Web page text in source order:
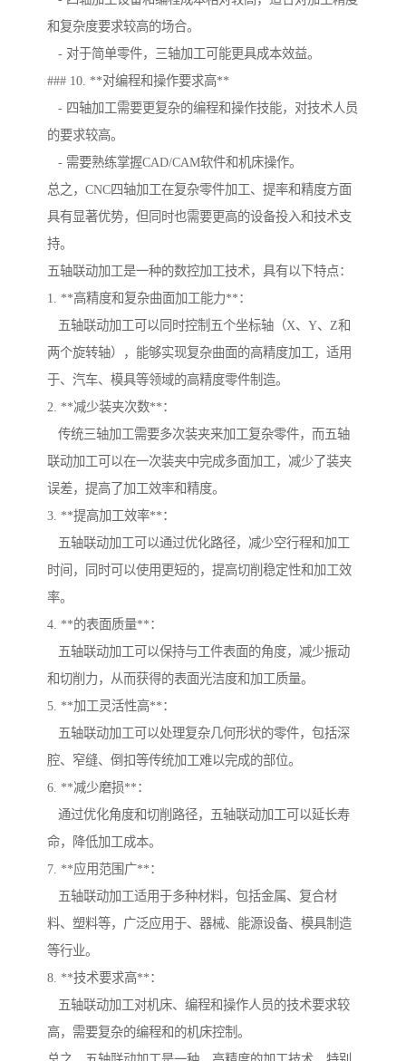
和复杂度要求较高的场合。
- 对于简单零件，三轴加工可能更具成本效益。
### 10. **对编程和操作要求高**
- 四轴加工需要更复杂的编程和操作技能，对技术人员
的要求较高。
- 需要熟练掌握CAD/CAM软件和机床操作。
总之，CNC四轴加工在复杂零件加工、提率和精度方面
具有显著优势，但同时也需要更高的设备投入和技术支
持。
五轴联动加工是一种的数控加工技术，具有以下特点：
1. **高精度和复杂曲面加工能力**：
五轴联动加工可以同时控制五个坐标轴（X、Y、Z和
两个旋转轴），能够实现复杂曲面的高精度加工，适用
于、汽车、模具等领域的高精度零件制造。
2. **减少装夹次数**：
传统三轴加工需要多次装夹来加工复杂零件，而五轴
联动加工可以在一次装夹中完成多面加工，减少了装夹
误差，提高了加工效率和精度。
3. **提高加工效率**：
五轴联动加工可以通过优化路径，减少空行程和加工
时间，同时可以使用更短的，提高切削稳定性和加工效
率。
4. **的表面质量**：
五轴联动加工可以保持与工件表面的角度，减少振动
和切削力，从而获得的表面光洁度和加工质量。
5. **加工灵活性高**：
五轴联动加工可以处理复杂几何形状的零件，包括深
腔、窄缝、倒扣等传统加工难以完成的部位。
6. **减少磨损**：
通过优化角度和切削路径，五轴联动加工可以延长寿
命，降低加工成本。
7. **应用范围广**：
五轴联动加工适用于多种材料，包括金属、复合材
料、塑料等，广泛应用于、器械、能源设备、模具制造
等行业。
8. **技术要求高**：
五轴联动加工对机床、编程和操作人员的技术要求较
高，需要复杂的编程和的机床控制。